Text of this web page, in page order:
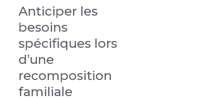
Anticiper les
besoins
spécifiques lors
d’une
recomposition
familiale